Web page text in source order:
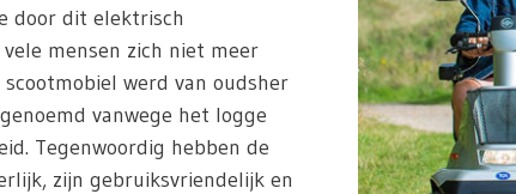
door dit elektrisch
mensen zich niet meer
werd van oudsher
vanwege het logge
Tegenwoordig hebben de
zijn gebruiksvriendelijk en